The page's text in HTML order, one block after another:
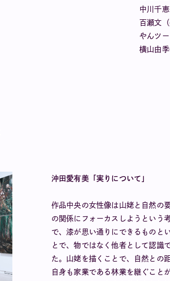
中川千
百瀬文（
やんツー
横山由
沖田愛有美「実りについて」
作品中央の女性像は山姥と自然の
の関係にフォーカスしようという
で、漆が思い通りにできるものと
とで、物ではなく他者として認識
た。山姥を描くことで、自然との
自身も家業である林業を継ぐこと